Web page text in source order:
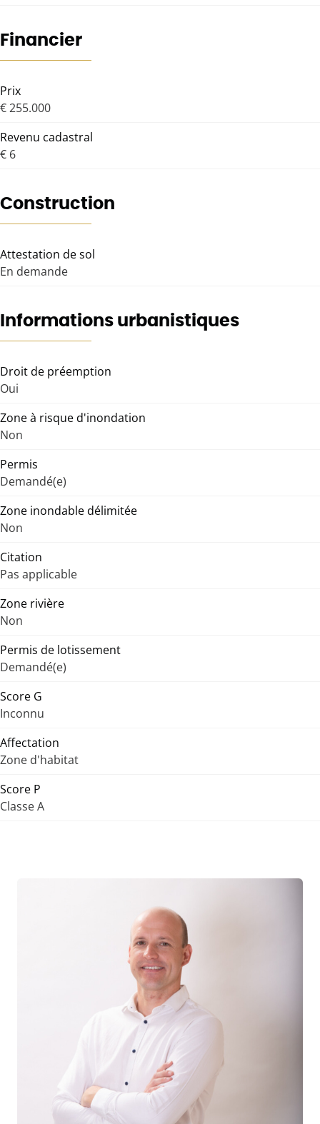
Financier
Prix
€ 255.000
Revenu cadastral
€ 6
Construction
Attestation de sol
En demande
Informations urbanistiques
Droit de préemption
Oui
Zone à risque d'inondation
Non
Permis
Demandé(e)
Zone inondable délimitée
Non
Citation
Pas applicable
Zone rivière
Non
Permis de lotissement
Demandé(e)
Score G
Inconnu
Affectation
Zone d'habitat
Score P
Classe A